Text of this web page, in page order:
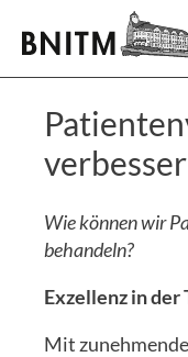
Wie können wir
behandeln?
Exzellenz in der
Mit